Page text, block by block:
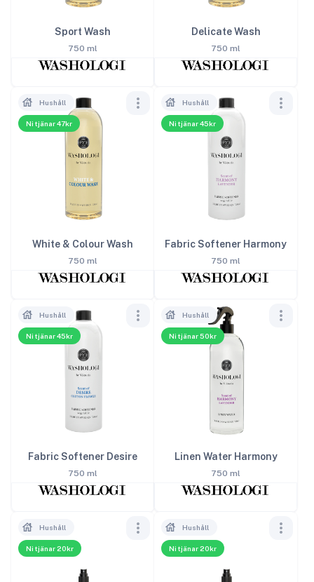
Sport Wash
750 ml
Delicate Wash
750 ml
Ni tjänar 47kr
Hushåll
White & Colour Wash
750 ml
Ni tjänar 45kr
Hushåll
Fabric Softener Harmony
750 ml
Ni tjänar 45kr
Hushåll
Fabric Softener Desire
750 ml
Ni tjänar 50kr
Hushåll
Linen Water Harmony
750 ml
Ni tjänar 20kr
Hushåll
Ni tjänar 20kr
Hushåll